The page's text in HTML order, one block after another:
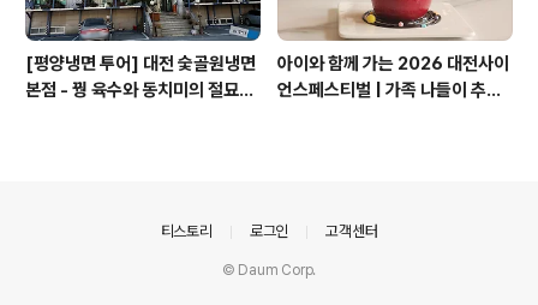
[평양냉면 투어] 대전 숯골원냉면
본점 - 꿩 육수와 동치미의 절묘한
아이와 함께 가는 2026 대전사이
언스페스티벌 | 가족 나들이 추천
티스토리 로그인 고객센터
© Daum Corp.